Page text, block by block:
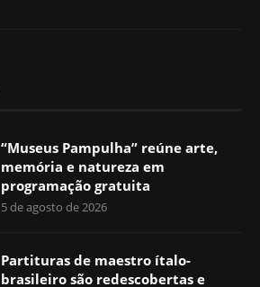
“Museus Pampulha” reúne arte,
memória e natureza em
programação gratuita
5 de agosto de 2026
Partituras de maestro ítalo-
brasileiro são redescobertas e